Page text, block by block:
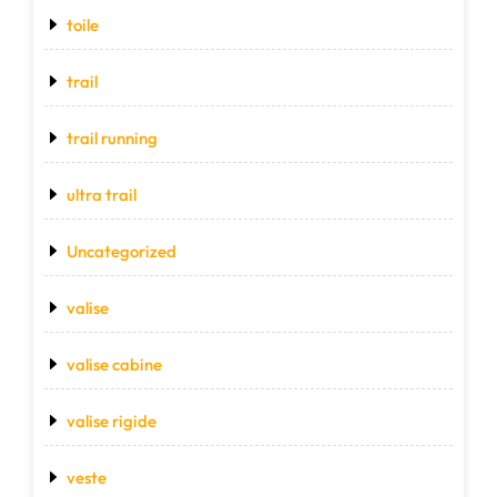
toile
trail
trail running
ultra trail
Uncategorized
valise
valise cabine
valise rigide
veste